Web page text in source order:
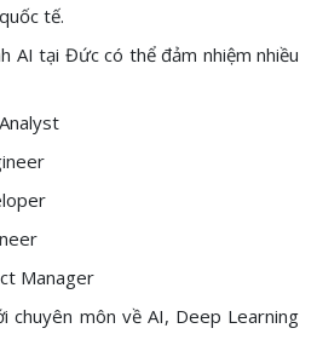
tế.
AI tại Đức có thể đảm nhiệm nhiều
Manager
chuyên môn về AI, Deep Learning